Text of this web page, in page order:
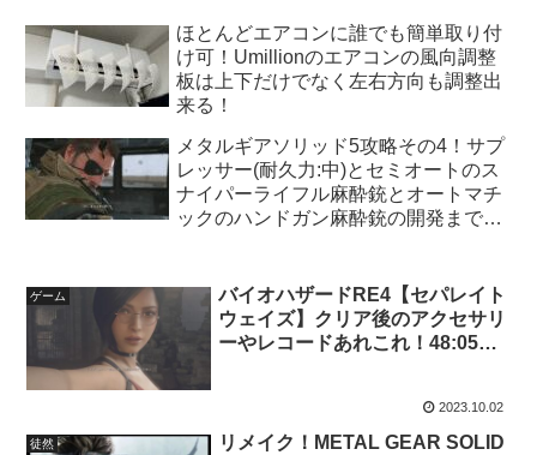
ほとんどエアコンに誰でも簡単取り付
け可！Umillionのエアコンの風向調整
板は上下だけでなく左右方向も調整出
来る！
メタルギアソリッド5攻略その4！サプ
レッサー(耐久力:中)とセミオートのス
ナイパーライフル麻酔銃とオートマチ
ックのハンドガン麻酔銃の開発までの
ゲーム
バイオハザードRE4【セパレイト
ウェイズ】クリア後のアクセサリ
ーやレコードあれこれ！48:05ク
2023.10.02
徒然
リメイク！METAL GEAR SOLID